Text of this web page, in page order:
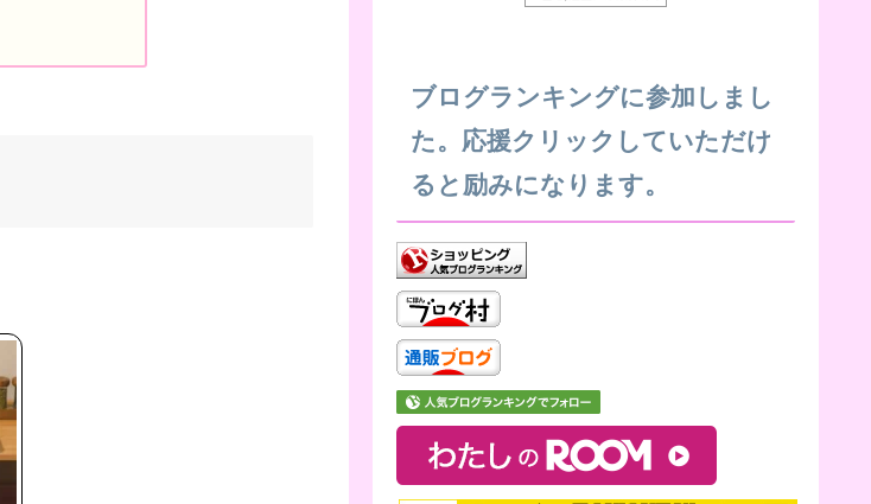
ブログランキングに参加しまし
た。応援クリックしていただけ
ると励みになります。